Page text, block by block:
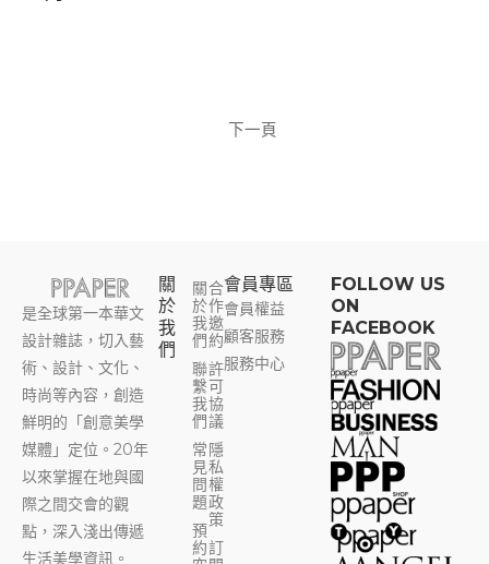
下一頁
是全球第一本華文
設計雜誌，切入藝
術、設計、文化、
時尚等內容，創造
鮮明的「創意美學
媒體」定位。20年
以來掌握在地與國
際之間交會的觀
點，深入淺出傳遞
生活美學資訊。
關
於
我
們
關
於
我
們
聯
繫
我
們
常
見
問
題
預
約
合
作
邀
約
許
可
協
議
隱
私
權
政
策
訂
會員專區​
會員權益
顧客服務
服務中心
FOLLOW US
ON
FACEBOOK